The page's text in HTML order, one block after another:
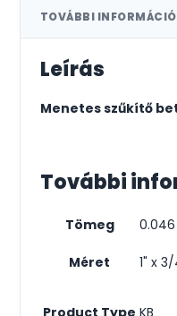
TOVÁBBI
Leírás
Menetes szűkítő
További
Tömeg 0.046
Méret 1" x
Product Type KB